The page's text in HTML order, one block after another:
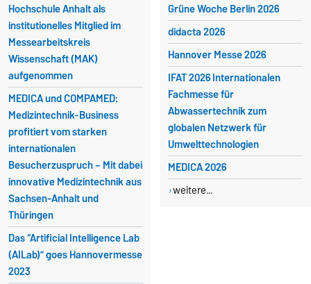
Hochschule Anhalt als
institutionelles Mitglied im
Messearbeitskreis
Wissenschaft (MAK)
aufgenommen
MEDICA und COMPAMED:
Medizintechnik-Business
profitiert vom starken
internationalen
Besucherzuspruch – Mit dabei
innovative Medizintechnik aus
Sachsen-Anhalt und
Thüringen
Das “Artificial Intelligence Lab
(AILab)” goes Hannovermesse
2023
Grüne Woche Berlin 2026
didacta 2026
Hannover Messe 2026
IFAT 2026 Internationalen
Fachmesse für
Abwassertechnik zum
globalen Netzwerk für
Umwelttechnologien
MEDICA 2026
weitere...